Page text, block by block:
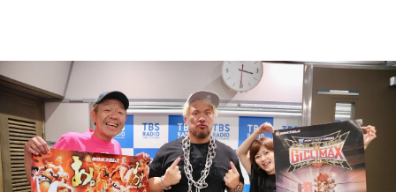
イベント・グッズ
YouTube
会社情報